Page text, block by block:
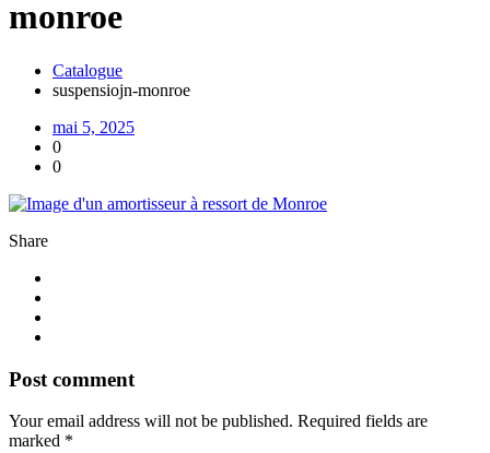
monroe
Catalogue
suspensiojn-monroe
mai 5, 2025
0
0
Share
Post comment
Your email address will not be published. Required fields are
marked *